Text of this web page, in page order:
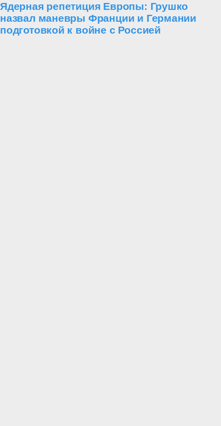
Ядерная репетиция Европы: Грушко
назвал маневры Франции и Германии
подготовкой к войне с Россией